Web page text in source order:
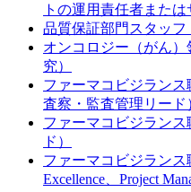
トの運用責任者また
品質保証部門スタッフ
オンコロジー（がん
究）
ファーマコビジランス
査察・監査管理リード
ファーマコビジラン
ド）
ファーマコビジラン
Excellence、Project